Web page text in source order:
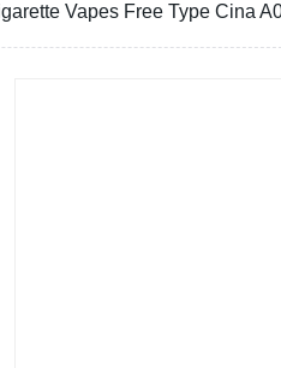
Vapes Free Type Cina